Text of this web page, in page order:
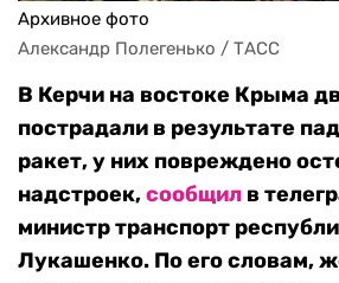
Архивное фото
Александр Полегенько / ТАСС
В Керчи на востоке Крыма
пострадали в результате
ракет, у них повреждено
надстроек,сообщил в
министр транспорт
Лукашенко. По его словам,